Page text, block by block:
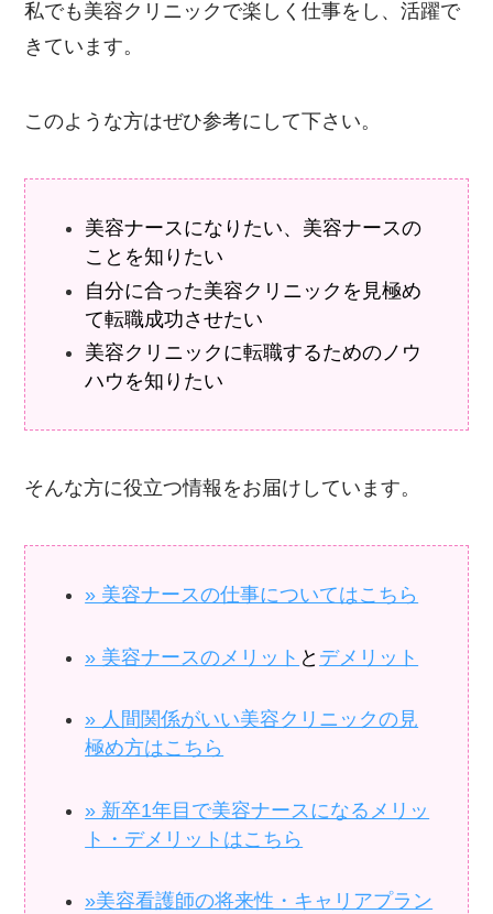
私でも美容クリニックで楽しく仕事をし、活躍で
きています。
このような方はぜひ参考にして下さい。
美容ナースになりたい、美容ナースの
ことを知りたい
自分に合った美容クリニックを見極め
て転職成功させたい
美容クリニックに転職するためのノウ
ハウを知りたい
そんな方に役立つ情報をお届けしています。
» 美容ナースの仕事についてはこちら
» 美容ナースのメリット と デメリット
» 人間関係がいい美容クリニックの見
極め方はこちら
» 新卒1年目で美容ナースになるメリッ
ト・デメリットはこちら
»美容看護師の将来性・キャリアプラン